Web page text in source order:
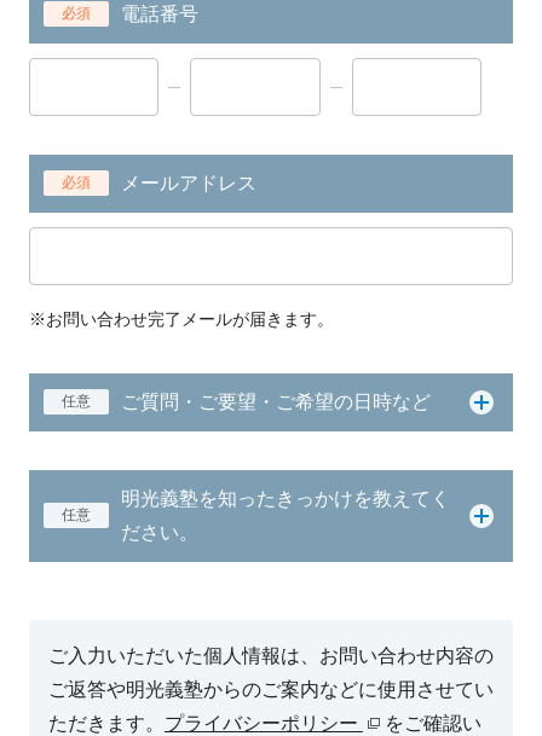
必須 電話番号
必須 メールアドレス
※お問い合わせ完了メールが届きます。
任意 ご質問・ご要望・ご希望の日時など
任意
明光義塾を知ったきっかけを教えてく
ださい。
ご入力いただいた個人情報は、お問い合わせ内容の
ご返答や明光義塾からのご案内などに使用させてい
ただきます。 プライバシーポリシー をご確認い